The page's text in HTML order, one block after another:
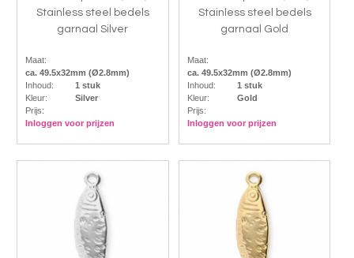
Stainless steel bedels
garnaal Silver
Maat:
ca. 49.5x32mm (Ø2.8mm)
Inhoud:
1 stuk
Kleur:
Silver
Prijs:
Inloggen voor prijzen
Stainless steel bedels
garnaal Gold
Maat:
ca. 49.5x32mm (Ø2.8mm)
Inhoud:
1 stuk
Kleur:
Gold
Prijs:
Inloggen voor prijzen